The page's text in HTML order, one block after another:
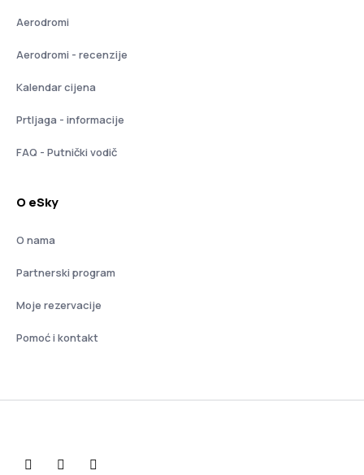
Aerodromi
Aerodromi - recenzije
Kalendar cijena
Prtljaga - informacije
FAQ - Putnički vodič
O eSky
O nama
Partnerski program
Moje rezervacije
Pomoć i kontakt